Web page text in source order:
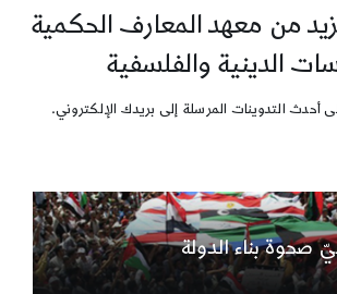
من معهد المعارف الحكمية
الدينية والفلسفية
أحدث التدوينات المرسلة إلى بريدك الإلكتروني.
صحوة بناء الدولة